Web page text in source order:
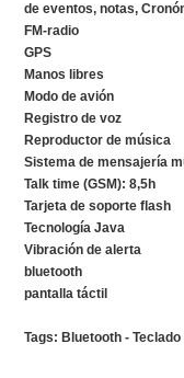
de eventos, notas,
FM-radio
GPS
Manos libres
Modo de avión
Registro de voz
Reproductor de música
Sistema de mensajería
Talk time (GSM): 8,5h
Tarjeta de soporte flash
Tecnología Java
Vibración de alerta
bluetooth
pantalla táctil
Tags: Bluetooth -